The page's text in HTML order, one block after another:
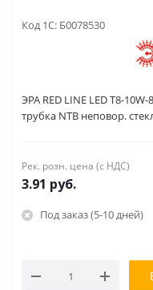
Код 1С: Б0078530
ЭРА RED LINE LED T8-
трубка NTB неповор.
Рек. розн. цена (с НДС)
3.91 руб.
Под заказ (5-10 дней)